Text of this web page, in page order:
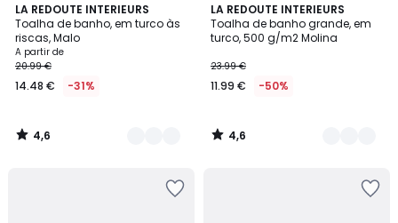
LA REDOUTE INTERIEURS
Toalha de banho, em turco às
riscas, Malo
A partir de
20.99 €
14.48 € -31%
4,6
/ 5
4
Cores
4,6
/
LA REDOUTE INTERIEURS
Toalha de banho grande, em
turco, 500 g/m2 Molina
23.99 €
11.99 € -50%
4,6
/ 5
5
Cores
4,6
/